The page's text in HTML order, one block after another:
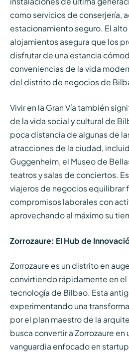
como servicios de conserjería,
estacionamiento seguro. El
alojamientos asegura que los
disfrutar de una estancia
conveniencias de la vida
del distrito de negocios de
Vivir en la Gran Vía también
de la vida social y cultural de
poca distancia de algunas de
atracciones de la ciudad,
Guggenheim, el Museo de
teatros y salas de conciertos.
viajeros de negocios equilibrar
compromisos laborales con
aprovechando al máximo su
Zorrozaure: El Hub de
Zorrozaure es un distrito en
convirtiendo rápidamente en el
tecnología de Bilbao. Esta
experimentando una
por el plan maestro de la
busca convertir a Zorrozaure en
vanguardia enfocado en